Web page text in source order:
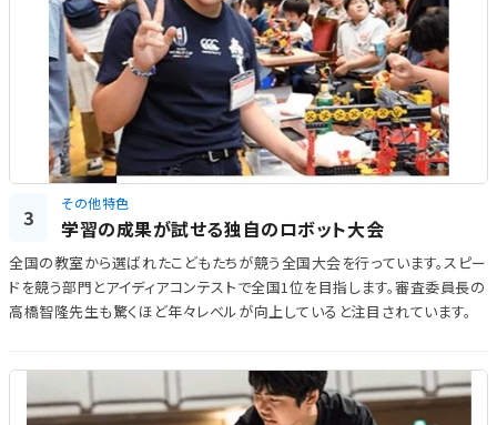
3
その他特色
学習の成果が試せる独自のロボット大会
全国の教室から選ばれたこどもたちが競う全国大会を行っています。スピー
ドを競う部門とアイディアコンテストで全国1位を目指します。審査委員長の
高橋智隆先生も驚くほど年々レベルが向上していると注目されています。